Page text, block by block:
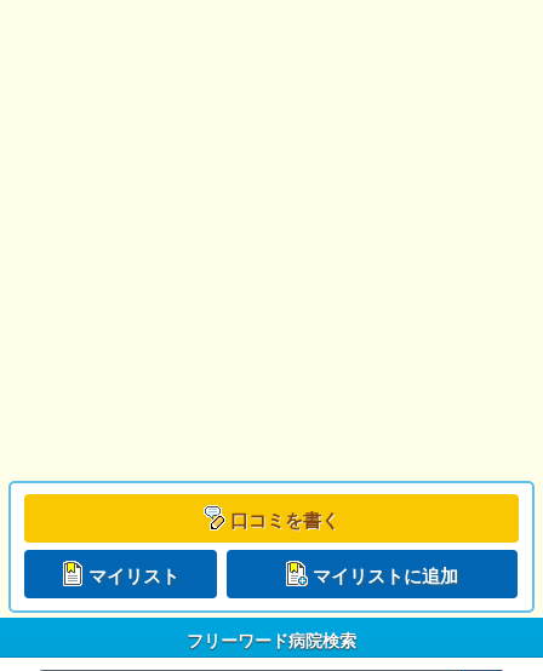
口コミを書く
マイリスト マイリストに追加
フリーワード病院検索